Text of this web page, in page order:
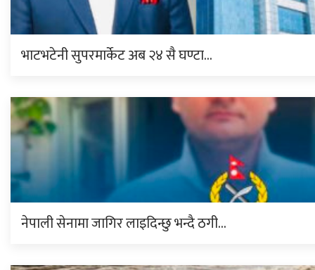
भाटभटेनी सुपरमार्केट अब २४ सै घण्टा…
नेपाली सेनामा जागिर लाइदिन्छु भन्दै ठगी…